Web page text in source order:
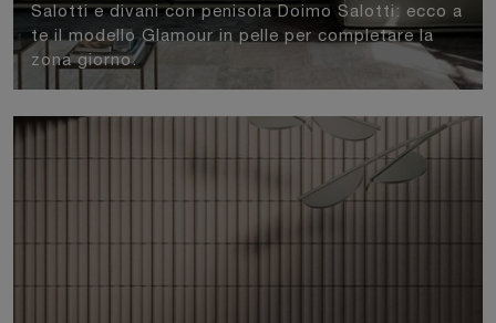
Salotti e divani con penisola Doimo Salotti: ecco a
te il modello Glamour in pelle per completare la
zona giorno.